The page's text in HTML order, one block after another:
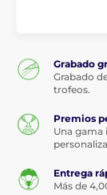
Grabado
Grabado
trofeos.
Premios
Una gama
Entrega
Más de